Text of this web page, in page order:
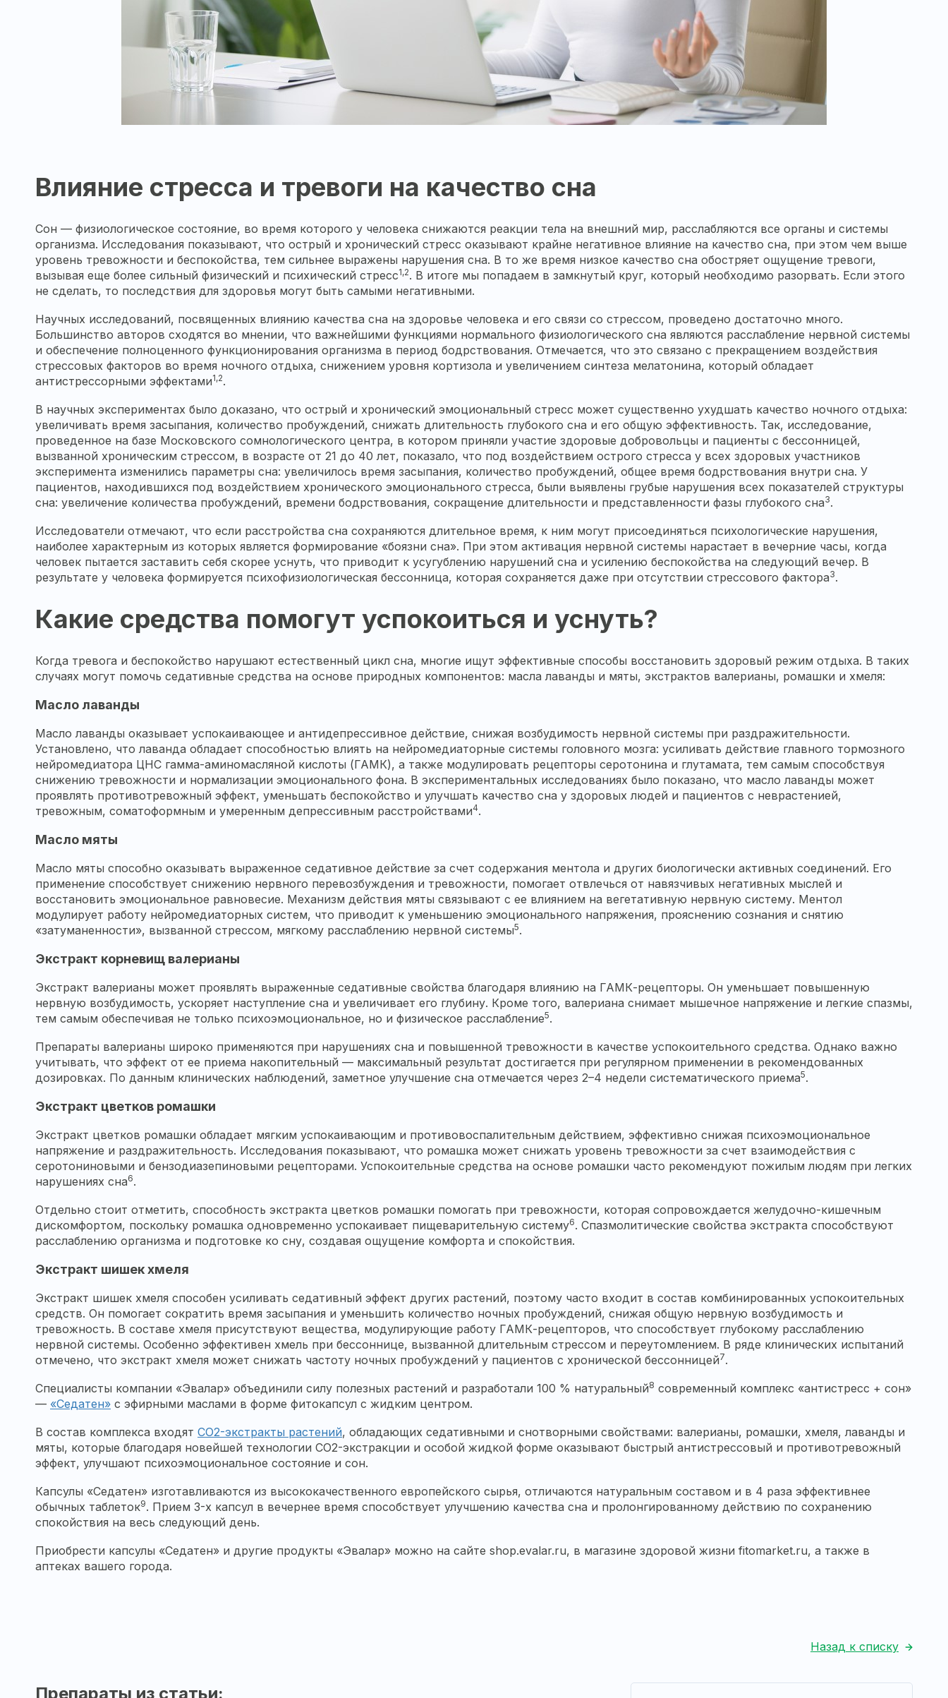
Влияние стресса и тревоги на качество сна
Сон — физиологическое состояние, во время которого у человека снижаются реакции тела на внешний мир, расслабляются все органы и системы
организма. Исследования показывают, что острый и хронический стресс оказывают крайне негативное влияние на качество сна, при этом чем выше
уровень тревожности и беспокойства, тем сильнее выражены нарушения сна. В то же время низкое качество сна обостряет ощущение тревоги,
вызывая еще более сильный физический и психический стресс1,2. В итоге мы попадаем в замкнутый круг, который необходимо разорвать. Если этого
не сделать, то последствия для здоровья могут быть самыми негативными.
Научных исследований, посвященных влиянию качества сна на здоровье человека и его связи со стрессом, проведено достаточно много.
Большинство авторов сходятся во мнении, что важнейшими функциями нормального физиологического сна являются расслабление нервной системы
и обеспечение полноценного функционирования организма в период бодрствования. Отмечается, что это связано с прекращением воздействия
стрессовых факторов во время ночного отдыха, снижением уровня кортизола и увеличением синтеза мелатонина, который обладает
антистрессорными эффектами1,2.
В научных экспериментах было доказано, что острый и хронический эмоциональный стресс может существенно ухудшать качество ночного отдыха:
увеличивать время засыпания, количество пробуждений, снижать длительность глубокого сна и его общую эффективность. Так, исследование,
проведенное на базе Московского сомнологического центра, в котором приняли участие здоровые добровольцы и пациенты с бессонницей,
вызванной хроническим стрессом, в возрасте от 21 до 40 лет, показало, что под воздействием острого стресса у всех здоровых участников
эксперимента изменились параметры сна: увеличилось время засыпания, количество пробуждений, общее время бодрствования внутри сна. У
пациентов, находившихся под воздействием хронического эмоционального стресса, были выявлены грубые нарушения всех показателей структуры
сна: увеличение количества пробуждений, времени бодрствования, сокращение длительности и представленности фазы глубокого сна3.
Исследователи отмечают, что если расстройства сна сохраняются длительное время, к ним могут присоединяться психологические нарушения,
наиболее характерным из которых является формирование «боязни сна». При этом активация нервной системы нарастает в вечерние часы, когда
человек пытается заставить себя скорее уснуть, что приводит к усугублению нарушений сна и усилению беспокойства на следующий вечер. В
результате у человека формируется психофизиологическая бессонница, которая сохраняется даже при отсутствии стрессового фактора3.
Какие средства помогут успокоиться и уснуть?
Когда тревога и беспокойство нарушают естественный цикл сна, многие ищут эффективные способы восстановить здоровый режим отдыха. В таких
случаях могут помочь седативные средства на основе природных компонентов: масла лаванды и мяты, экстрактов валерианы, ромашки и хмеля:
Масло лаванды
Масло лаванды оказывает успокаивающее и антидепрессивное действие, снижая возбудимость нервной системы при раздражительности.
Установлено, что лаванда обладает способностью влиять на нейромедиаторные системы головного мозга: усиливать действие главного тормозного
нейромедиатора ЦНС гамма-аминомасляной кислоты (ГАМК), а также модулировать рецепторы серотонина и глутамата, тем самым способствуя
снижению тревожности и нормализации эмоционального фона. В экспериментальных исследованиях было показано, что масло лаванды может
проявлять противотревожный эффект, уменьшать беспокойство и улучшать качество сна у здоровых людей и пациентов с неврастенией,
тревожным, соматоформным и умеренным депрессивным расстройствами4.
Масло мяты
Масло мяты способно оказывать выраженное седативное действие за счет содержания ментола и других биологически активных соединений. Его
применение способствует снижению нервного перевозбуждения и тревожности, помогает отвлечься от навязчивых негативных мыслей и
восстановить эмоциональное равновесие. Механизм действия мяты связывают с ее влиянием на вегетативную нервную систему. Ментол
модулирует работу нейромедиаторных систем, что приводит к уменьшению эмоционального напряжения, прояснению сознания и снятию
«затуманенности», вызванной стрессом, мягкому расслаблению нервной системы5.
Экстракт корневищ валерианы
Экстракт валерианы может проявлять выраженные седативные свойства благодаря влиянию на ГАМК-рецепторы. Он уменьшает повышенную
нервную возбудимость, ускоряет наступление сна и увеличивает его глубину. Кроме того, валериана снимает мышечное напряжение и легкие спазмы,
тем самым обеспечивая не только психоэмоциональное, но и физическое расслабление5.
Препараты валерианы широко применяются при нарушениях сна и повышенной тревожности в качестве успокоительного средства. Однако важно
учитывать, что эффект от ее приема накопительный — максимальный результат достигается при регулярном применении в рекомендованных
дозировках. По данным клинических наблюдений, заметное улучшение сна отмечается через 2–4 недели систематического приема5.
Экстракт цветков ромашки
Экстракт цветков ромашки обладает мягким успокаивающим и противовоспалительным действием, эффективно снижая психоэмоциональное
напряжение и раздражительность. Исследования показывают, что ромашка может снижать уровень тревожности за счет взаимодействия с
серотониновыми и бензодиазепиновыми рецепторами. Успокоительные средства на основе ромашки часто рекомендуют пожилым людям при легких
нарушениях сна6.
Отдельно стоит отметить, способность экстракта цветков ромашки помогать при тревожности, которая сопровождается желудочно-кишечным
дискомфортом, поскольку ромашка одновременно успокаивает пищеварительную систему6. Спазмолитические свойства экстракта способствуют
расслаблению организма и подготовке ко сну, создавая ощущение комфорта и спокойствия.
Экстракт шишек хмеля
Экстракт шишек хмеля способен усиливать седативный эффект других растений, поэтому часто входит в состав комбинированных успокоительных
средств. Он помогает сократить время засыпания и уменьшить количество ночных пробуждений, снижая общую нервную возбудимость и
тревожность. В составе хмеля присутствуют вещества, модулирующие работу ГАМК-рецепторов, что способствует глубокому расслаблению
нервной системы. Особенно эффективен хмель при бессоннице, вызванной длительным стрессом и переутомлением. В ряде клинических испытаний
отмечено, что экстракт хмеля может снижать частоту ночных пробуждений у пациентов с хронической бессонницей7.
Специалисты компании «Эвалар» объединили силу полезных растений и разработали 100 % натуральный8 современный комплекс «антистресс + сон»
— «Седатен» с эфирными маслами в форме фитокапсул с жидким центром.
В состав комплекса входят CO2-экстракты растений, обладающих седативными и снотворными свойствами: валерианы, ромашки, хмеля, лаванды и
мяты, которые благодаря новейшей технологии CO2-экстракции и особой жидкой форме оказывают быстрый антистрессовый и противотревожный
эффект, улучшают психоэмоциональное состояние и сон.
Капсулы «Седатен» изготавливаются из высококачественного европейского сырья, отличаются натуральным составом и в 4 раза эффективнее
обычных таблеток9. Прием 3-х капсул в вечернее время способствует улучшению качества сна и пролонгированному действию по сохранению
спокойствия на весь следующий день.
Приобрести капсулы «Седатен» и другие продукты «Эвалар» можно на сайте shop.evalar.ru, в магазине здоровой жизни fitomarket.ru, а также в
аптеках вашего города.
Назад к списку
Препараты из статьи: